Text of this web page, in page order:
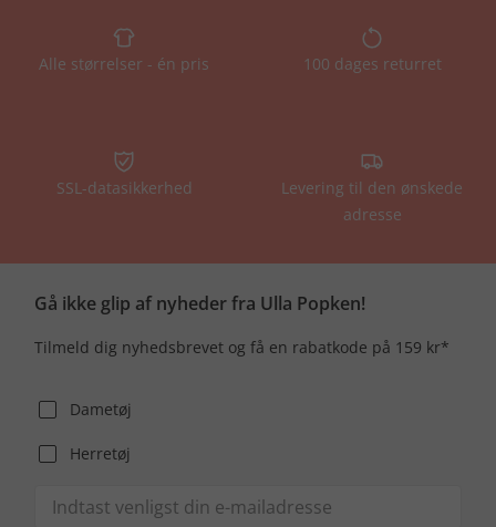
Alle størrelser - én pris 100 dages returret
SSL-datasikkerhed
Levering til den ønskede
adresse
Gå ikke glip af nyheder fra Ulla Popken!
Tilmeld dig nyhedsbrevet og få en rabatkode på 159 kr*
Dametøj
Herretøj